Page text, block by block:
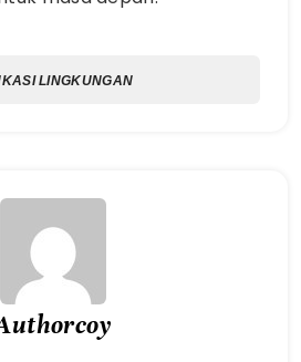
LINGKUNGAN